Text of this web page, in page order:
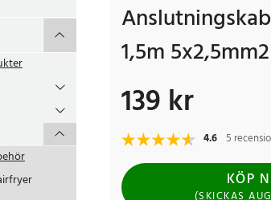
1,5m
Pris:139 kr
139 kr
4.6 5
KÖP